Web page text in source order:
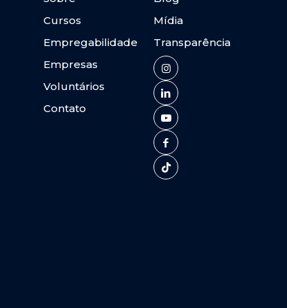
Cursos
Empregabilidade
Empresas
Voluntários
Contato
Mídia
Transparência